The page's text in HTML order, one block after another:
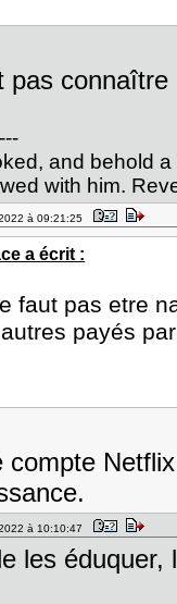
pas
and behold
with him.
à 09:21:25
a écrit :
faut pas etre
payés
compte
à 10:10:47
les éduquer,